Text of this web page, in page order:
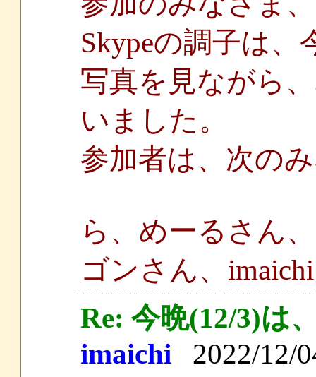
Skypeの調子は
写真を見ながら
いました。
参加者は、次の
ら、めーるさん
ゴンさん、
Re: 今晩(12/3)は
imaichi 2022/12/